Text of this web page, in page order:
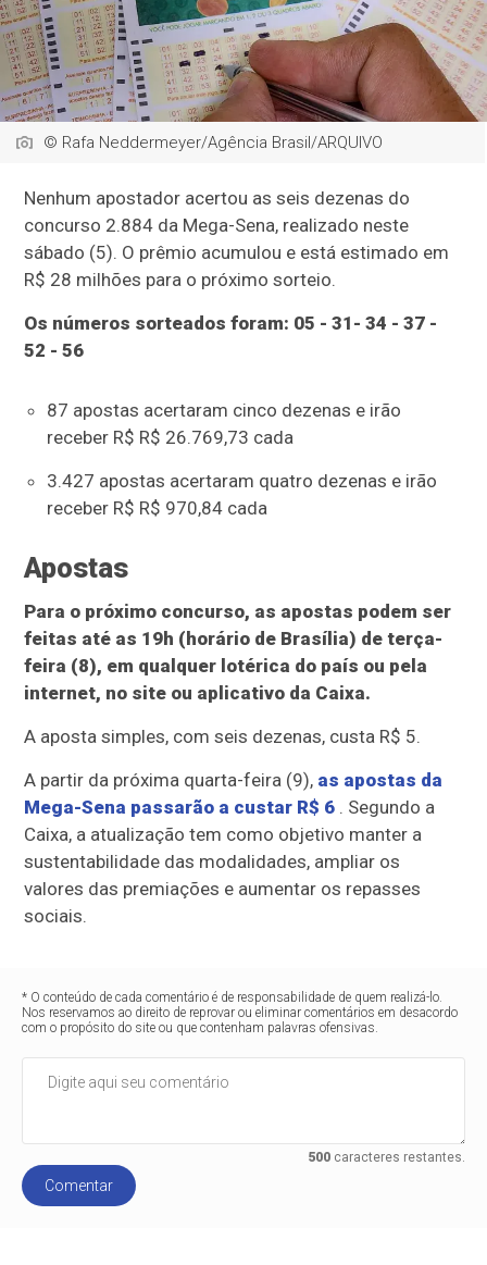
© Rafa Neddermeyer/Agência Brasil/ARQUIVO
Nenhum apostador acertou as seis dezenas do
concurso 2.884 da Mega-Sena, realizado neste
sábado (5). O prêmio acumulou e está estimado em
R$ 28 milhões para o próximo sorteio.
Os números sorteados foram: 05 - 31- 34 - 37 -
52 - 56
87 apostas acertaram cinco dezenas e irão
receber R$ R$ 26.769,73 cada
3.427 apostas acertaram quatro dezenas e irão
receber R$ R$ 970,84 cada
Apostas
Para o próximo concurso, as apostas podem ser
feitas até as 19h (horário de Brasília) de terça-
feira (8), em qualquer lotérica do país ou pela
internet, no site ou aplicativo da Caixa.
A aposta simples, com seis dezenas, custa R$ 5.
A partir da próxima quarta-feira (9), as apostas da
Mega-Sena passarão a custar R$ 6 . Segundo a
Caixa, a atualização tem como objetivo manter a
sustentabilidade das modalidades, ampliar os
valores das premiações e aumentar os repasses
sociais.
* O conteúdo de cada comentário é de responsabilidade de quem realizá-lo.
Nos reservamos ao direito de reprovar ou eliminar comentários em desacordo
com o propósito do site ou que contenham palavras ofensivas.
500caracteres restantes.
Comentar